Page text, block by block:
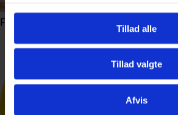
Tillad alle
Tillad valgte
Afvis
Foto: Gints Ivuskans / Shutterstock.com